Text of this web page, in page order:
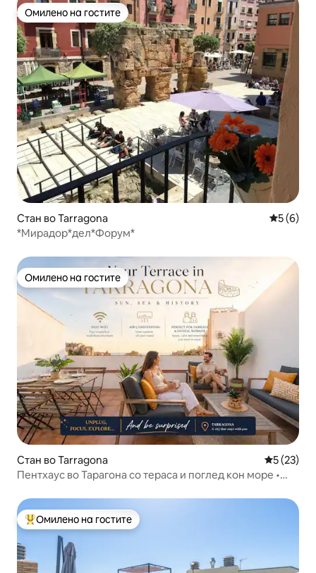
Омилено на гостите
Омилено на гостите
Стан во Tarragona
5 (6)
*Мирадор*дел*Форум*
Омилено на гостите
Омилено на гостите
Стан во Tarragona Просечна
5 (23)
Пентхаус во Тарагона со тераса и поглед кон море •
Меѓу најуспешните „Омилени на гостите“
Омилено на гостите